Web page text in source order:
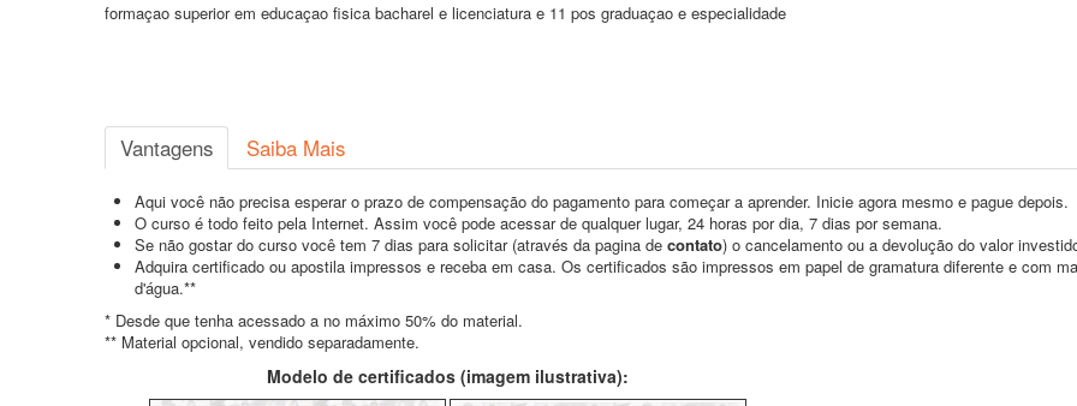
formaçao superior em educaçao fisica bacharel e licenciatura e 11 pos graduaçao e especialidade
Vantagens Saiba Mais
Aqui você não precisa esperar o prazo de compensação do pagamento para começar a aprender. Inicie agora mesmo e pague depois.
O curso é todo feito pela Internet. Assim você pode acessar de qualquer lugar, 24 horas por dia, 7 dias por semana.
Se não gostar do curso você tem 7 dias para solicitar (através da pagina de contato) o cancelamento ou a devolução do valor
Adquira certificado ou apostila impressos e receba em casa. Os certificados são impressos em papel de gramatura diferente e com
d'água.**
* Desde que tenha acessado a no máximo 50% do material.
** Material opcional, vendido separadamente.
Modelo de certificados (imagem ilustrativa):